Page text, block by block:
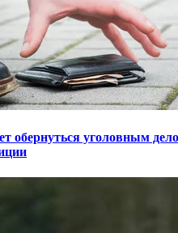
обернуться уголовным